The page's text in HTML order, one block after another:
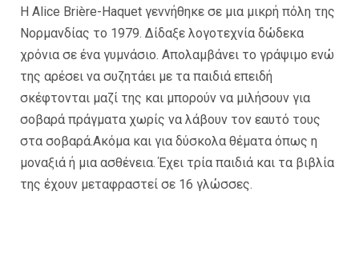
Η Alice Brière-Haquet γεννήθηκε σε μια μικρή πόλη της
Νορμανδίας το 1979. Δίδαξε λογοτεχνία δώδεκα
χρόνια σε ένα γυμνάσιο. Απολαμβάνει το γράψιμο ενώ
της αρέσει να συζητάει με τα παιδιά επειδή
σκέφτονται μαζί της και μπορούν να μιλήσουν για
σοβαρά πράγματα χωρίς να λάβουν τον εαυτό τους
στα σοβαρά.Ακόμα και για δύσκολα θέματα όπως η
μοναξιά ή μια ασθένεια. Έχει τρία παιδιά και τα βιβλία
της έχουν μεταφραστεί σε 16 γλώσσες.